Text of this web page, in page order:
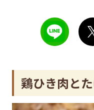
鶏ひき肉と